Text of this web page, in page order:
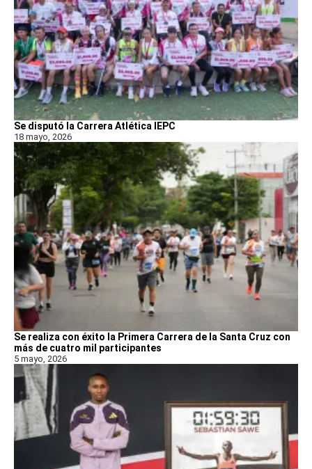
Se disputó la Carrera Atlética IEPC
18 mayo, 2026
Se realiza con éxito la Primera Carrera de la Santa Cruz con
más de cuatro mil participantes
5 mayo, 2026